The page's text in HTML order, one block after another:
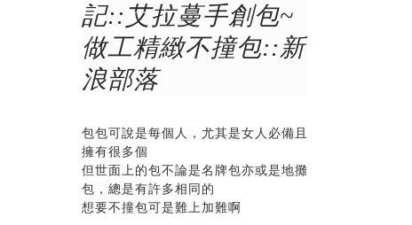
記::艾拉蔓手創包~
做工精緻不撞包::新
浪部落
包包可說是每個人，尤其是女人必備且
擁有很多個
但世面上的包不論是名牌包亦或是地攤
包，總是有許多相同的
想要不撞包可是難上加難啊